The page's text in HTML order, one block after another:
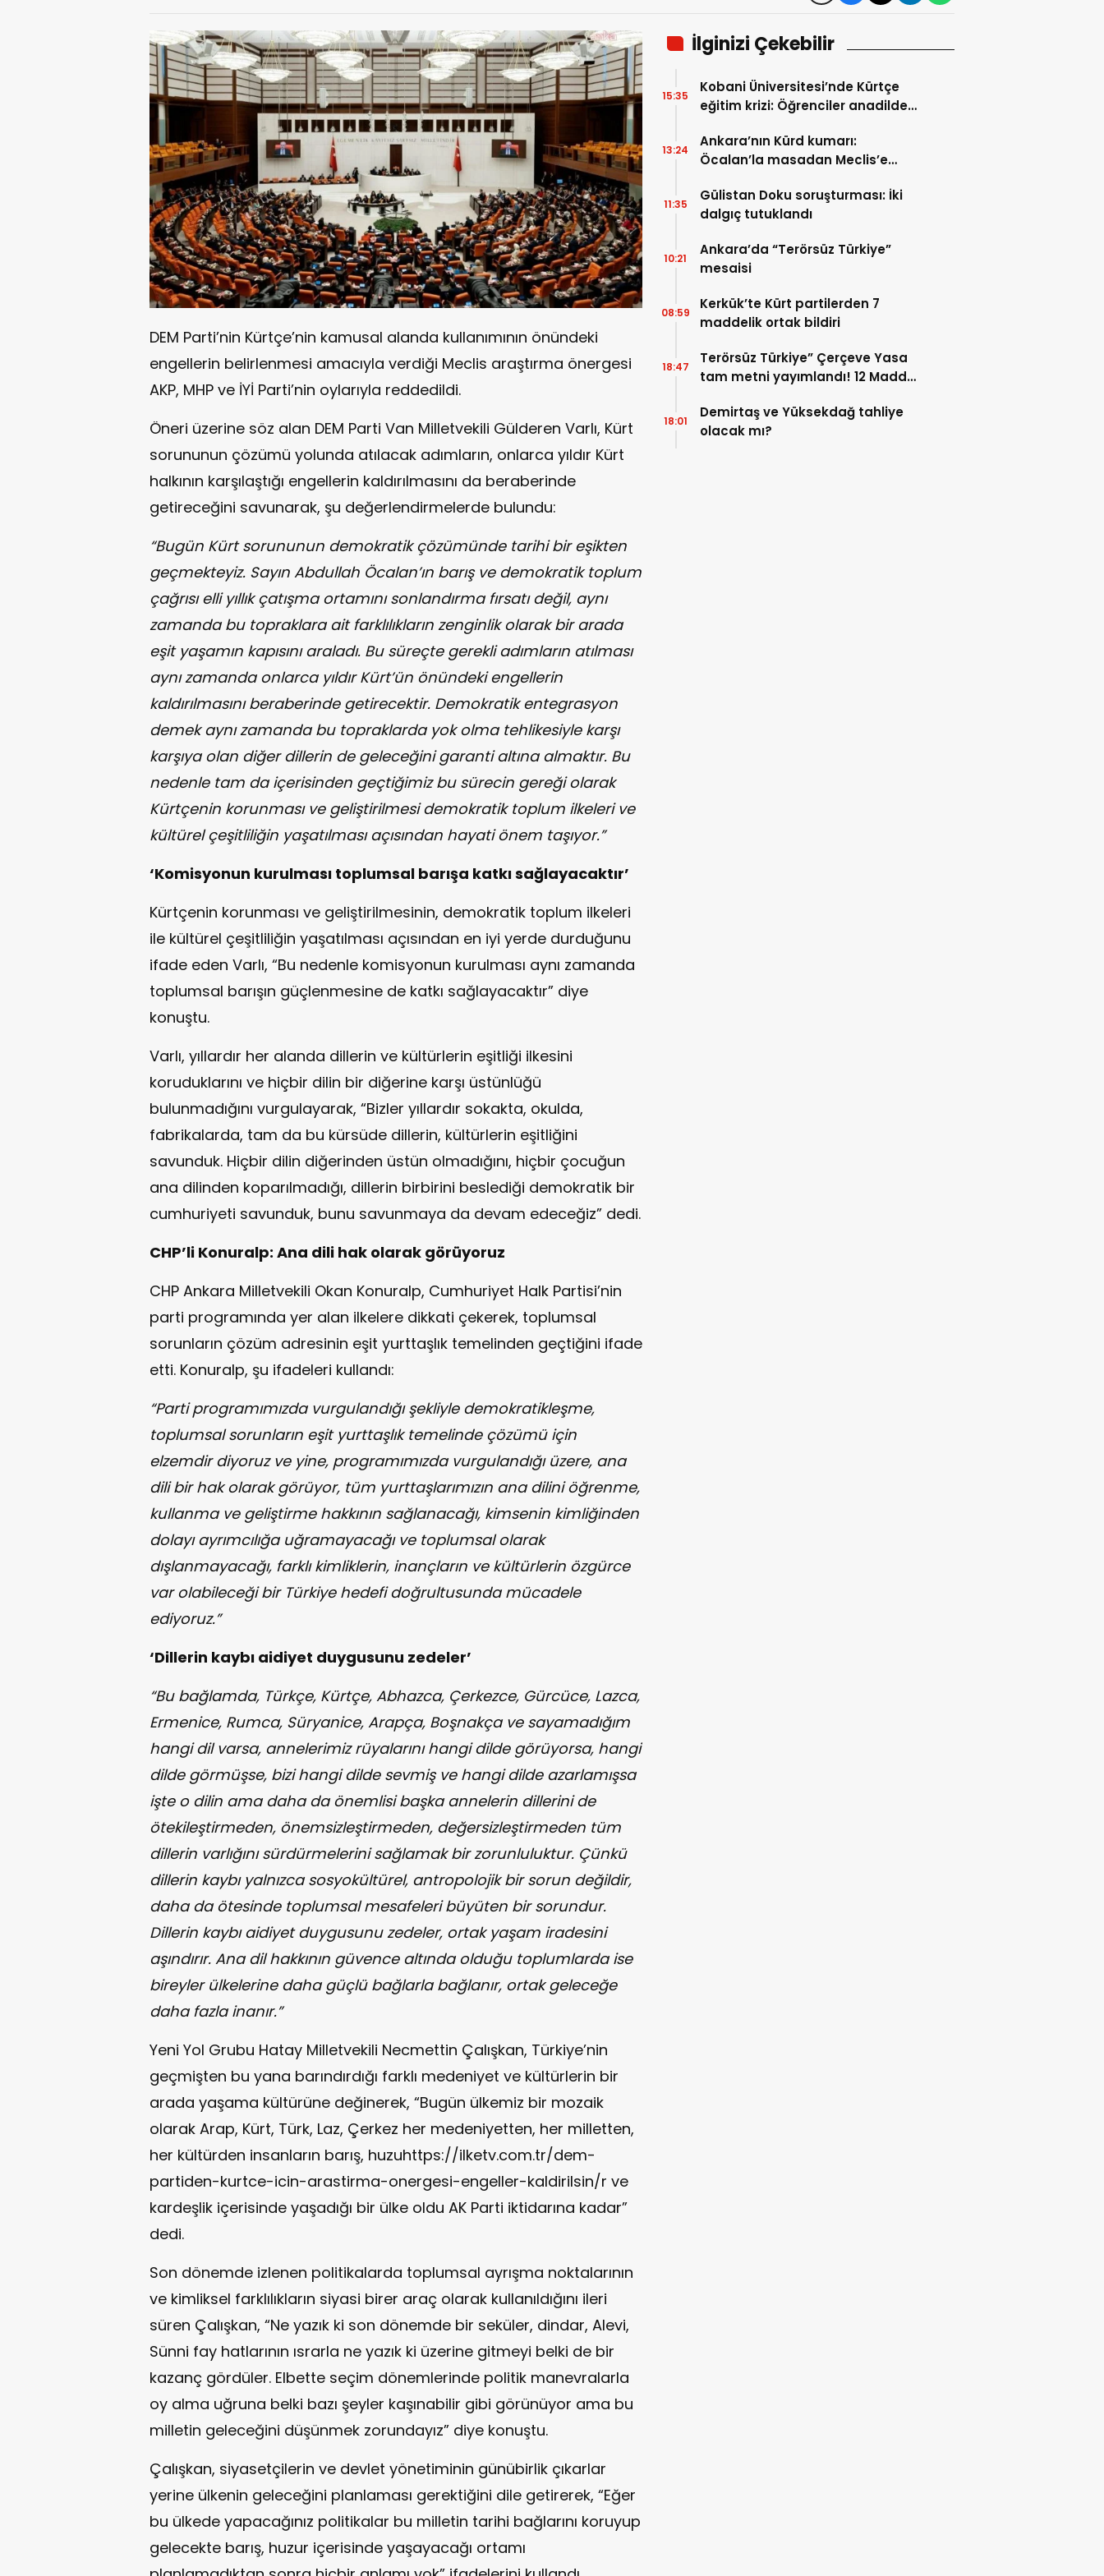
DEM Parti’nin Kürtçe’nin kamusal alanda kullanımının önündeki
engellerin belirlenmesi amacıyla verdiği Meclis araştırma önergesi
AKP, MHP ve İYİ Parti’nin oylarıyla reddedildi.
Öneri üzerine söz alan DEM Parti Van Milletvekili Gülderen Varlı, Kürt
sorununun çözümü yolunda atılacak adımların, onlarca yıldır Kürt
halkının karşılaştığı engellerin kaldırılmasını da beraberinde
getireceğini savunarak, şu değerlendirmelerde bulundu:
“Bugün Kürt sorununun demokratik çözümünde tarihi bir eşikten
geçmekteyiz. Sayın Abdullah Öcalan’ın barış ve demokratik toplum
çağrısı elli yıllık çatışma ortamını sonlandırma fırsatı değil, aynı
zamanda bu topraklara ait farklılıkların zenginlik olarak bir arada
eşit yaşamın kapısını araladı. Bu süreçte gerekli adımların atılması
aynı zamanda onlarca yıldır Kürt’ün önündeki engellerin
kaldırılmasını beraberinde getirecektir. Demokratik entegrasyon
demek aynı zamanda bu topraklarda yok olma tehlikesiyle karşı
karşıya olan diğer dillerin de geleceğini garanti altına almaktır. Bu
nedenle tam da içerisinden geçtiğimiz bu sürecin gereği olarak
Kürtçenin korunması ve geliştirilmesi demokratik toplum ilkeleri ve
kültürel çeşitliliğin yaşatılması açısından hayati önem taşıyor.”
‘Komisyonun kurulması toplumsal barışa katkı sağlayacaktır’
Kürtçenin korunması ve geliştirilmesinin, demokratik toplum ilkeleri
ile kültürel çeşitliliğin yaşatılması açısından en iyi yerde durduğunu
ifade eden Varlı, “Bu nedenle komisyonun kurulması aynı zamanda
toplumsal barışın güçlenmesine de katkı sağlayacaktır” diye
konuştu.
Varlı, yıllardır her alanda dillerin ve kültürlerin eşitliği ilkesini
koruduklarını ve hiçbir dilin bir diğerine karşı üstünlüğü
bulunmadığını vurgulayarak, “Bizler yıllardır sokakta, okulda,
fabrikalarda, tam da bu kürsüde dillerin, kültürlerin eşitliğini
savunduk. Hiçbir dilin diğerinden üstün olmadığını, hiçbir çocuğun
ana dilinden koparılmadığı, dillerin birbirini beslediği demokratik bir
cumhuriyeti savunduk, bunu savunmaya da devam edeceğiz” dedi.
CHP’li Konuralp: Ana dili hak olarak görüyoruz
CHP Ankara Milletvekili Okan Konuralp, Cumhuriyet Halk Partisi’nin
parti programında yer alan ilkelere dikkati çekerek, toplumsal
sorunların çözüm adresinin eşit yurttaşlık temelinden geçtiğini ifade
etti. Konuralp, şu ifadeleri kullandı:
“Parti programımızda vurgulandığı şekliyle demokratikleşme,
toplumsal sorunların eşit yurttaşlık temelinde çözümü için
elzemdir diyoruz ve yine, programımızda vurgulandığı üzere, ana
dili bir hak olarak görüyor, tüm yurttaşlarımızın ana dilini öğrenme,
kullanma ve geliştirme hakkının sağlanacağı, kimsenin kimliğinden
dolayı ayrımcılığa uğramayacağı ve toplumsal olarak
dışlanmayacağı, farklı kimliklerin, inançların ve kültürlerin özgürce
var olabileceği bir Türkiye hedefi doğrultusunda mücadele
ediyoruz.”
‘Dillerin kaybı aidiyet duygusunu zedeler’
“Bu bağlamda, Türkçe, Kürtçe, Abhazca, Çerkezce, Gürcüce, Lazca,
Ermenice, Rumca, Süryanice, Arapça, Boşnakça ve sayamadığım
hangi dil varsa, annelerimiz rüyalarını hangi dilde görüyorsa, hangi
dilde görmüşse, bizi hangi dilde sevmiş ve hangi dilde azarlamışsa
işte o dilin ama daha da önemlisi başka annelerin dillerini de
ötekileştirmeden, önemsizleştirmeden, değersizleştirmeden tüm
dillerin varlığını sürdürmelerini sağlamak bir zorunluluktur. Çünkü
dillerin kaybı yalnızca sosyokültürel, antropolojik bir sorun değildir,
daha da ötesinde toplumsal mesafeleri büyüten bir sorundur.
Dillerin kaybı aidiyet duygusunu zedeler, ortak yaşam iradesini
aşındırır. Ana dil hakkının güvence altında olduğu toplumlarda ise
bireyler ülkelerine daha güçlü bağlarla bağlanır, ortak geleceğe
daha fazla inanır.”
Yeni Yol Grubu Hatay Milletvekili Necmettin Çalışkan, Türkiye’nin
geçmişten bu yana barındırdığı farklı medeniyet ve kültürlerin bir
arada yaşama kültürüne değinerek, “Bugün ülkemiz bir mozaik
olarak Arap, Kürt, Türk, Laz, Çerkez her medeniyetten, her milletten,
her kültürden insanların barış, huzuhttps://ilketv.com.tr/dem-
partiden-kurtce-icin-arastirma-onergesi-engeller-kaldirilsin/r ve
kardeşlik içerisinde yaşadığı bir ülke oldu AK Parti iktidarına kadar”
dedi.
Son dönemde izlenen politikalarda toplumsal ayrışma noktalarının
ve kimliksel farklılıkların siyasi birer araç olarak kullanıldığını ileri
süren Çalışkan, “Ne yazık ki son dönemde bir seküler, dindar, Alevi,
Sünni fay hatlarının ısrarla ne yazık ki üzerine gitmeyi belki de bir
kazanç gördüler. Elbette seçim dönemlerinde politik manevralarla
oy alma uğruna belki bazı şeyler kaşınabilir gibi görünüyor ama bu
milletin geleceğini düşünmek zorundayız” diye konuştu.
Çalışkan, siyasetçilerin ve devlet yönetiminin günübirlik çıkarlar
yerine ülkenin geleceğini planlaması gerektiğini dile getirerek, “Eğer
bu ülkede yapacağınız politikalar bu milletin tarihi bağlarını koruyup
gelecekte barış, huzur içerisinde yaşayacağı ortamı
İlginizi Çekebilir
Kobani Üniversitesi’nde Kürtçe
eğitim krizi: Öğrenciler anadilde
15:35
Ankara’nın Kürd kumarı:
Öcalan’la masadan Meclis’e
13:24
Gülistan Doku soruşturması: İki
dalgıç tutuklandı
11:35
Ankara’da “Terörsüz Türkiye”
mesaisi
10:21
Kerkük’te Kürt partilerden 7
maddelik ortak bildiri
08:59
Terörsüz Türkiye” Çerçeve Yasa
tam metni yayımlandı! 12 Madde
18:47
Demirtaş ve Yüksekdağ tahliye
olacak mı?
18:01